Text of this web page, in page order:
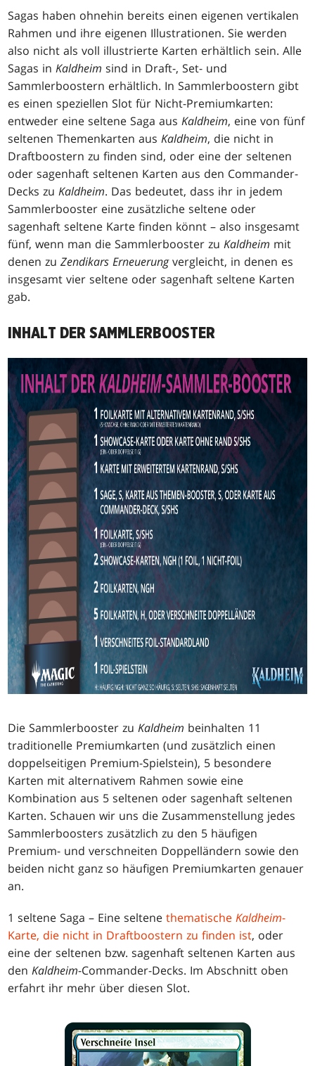
Sagas haben ohnehin bereits einen eigenen vertikalen
Rahmen und ihre eigenen Illustrationen. Sie werden
also nicht als voll illustrierte Karten erhältlich sein. Alle
Sagas inKaldheim sind in Draft-, Set- und
Sammlerboostern erhältlich. In Sammlerboostern gibt
es einen speziellen Slot für Nicht-Premiumkarten:
entweder eine seltene Saga ausKaldheim, eine von fünf
seltenen Themenkarten ausKaldheim, die nicht in
Draftboostern zu finden sind, oder eine der seltenen
oder sagenhaft seltenen Karten aus den Commander-
Decks zuKaldheim. Das bedeutet, dass ihr in jedem
Sammlerbooster eine zusätzliche seltene oder
sagenhaft seltene Karte finden könnt – also insgesamt
fünf, wenn man die Sammlerbooster zuKaldheim mit
denen zuZendikars Erneuerungvergleicht, in denen es
insgesamt vier seltene oder sagenhaft seltene Karten
gab.
INHALT DER SAMMLERBOOSTER
Die Sammlerbooster zuKaldheim beinhalten 11
traditionelle Premiumkarten (und zusätzlich einen
doppelseitigen Premium-Spielstein), 5 besondere
Karten mit alternativem Rahmen sowie eine
Kombination aus 5 seltenen oder sagenhaft seltenen
Karten. Schauen wir uns die Zusammenstellung jedes
Sammlerboosters zusätzlich zu den 5 häufigen
Premium- und verschneiten Doppelländern sowie den
beiden nicht ganz so häufigen Premiumkarten genauer
an.
1 seltene Saga – Eine seltenethematischeKaldheim-
Karte, die nicht in Draftboostern zu finden ist, oder
eine der seltenen bzw. sagenhaft seltenen Karten aus
denKaldheim-Commander-Decks. Im Abschnitt oben
erfahrt ihr mehr über diesen Slot.